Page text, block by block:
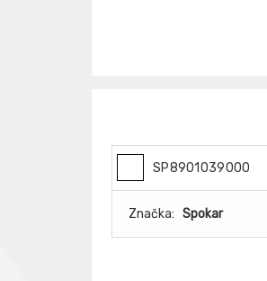
SP8901039000
Značka: Spokar